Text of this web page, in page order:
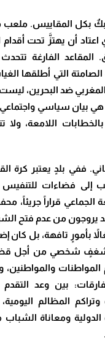
المقاييس. ملعب
اعتاد أن يهتزَّ تحت
المقاعد الفارغة
التي أطلقها
ضد البحرين،
بيان سياسي
اللامعة، ولا
ففي بلدٍ يعتبر كرة
إلى فضاءات للتنفيس
الجماعي قراراً جريئاً،
يروجون من عدم فتح
بأمورٍ تافهة، بل كان
شخصي من أجل
المواطنات والمواطنين،
بين وعد التقدم
وتراكم المظالم
ومعاناة
.